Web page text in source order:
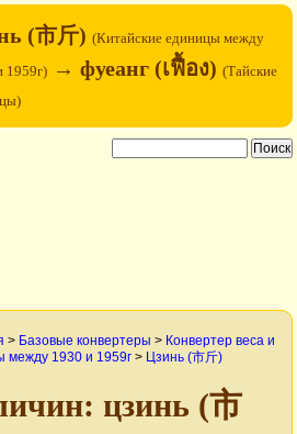
(市斤) (Китайские единицы между
1959г) → фуеанг (เฟื้อง) (Тайские
> Базовые конвертеры > Конвертер веса и
между 1930 и 1959г > Цзинь (市斤)
цзинь (市